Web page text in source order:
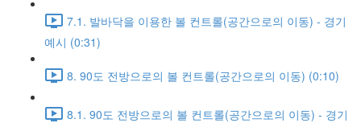
7.1. 발바닥을 이용한 볼 컨트롤(공간으로의 이동) - 경기
예시 (0:31)
8. 90도 전방으로의 볼 컨트롤(공간으로의 이동) (0:10)
8.1. 90도 전방으로의 볼 컨트롤(공간으로의 이동) - 경기